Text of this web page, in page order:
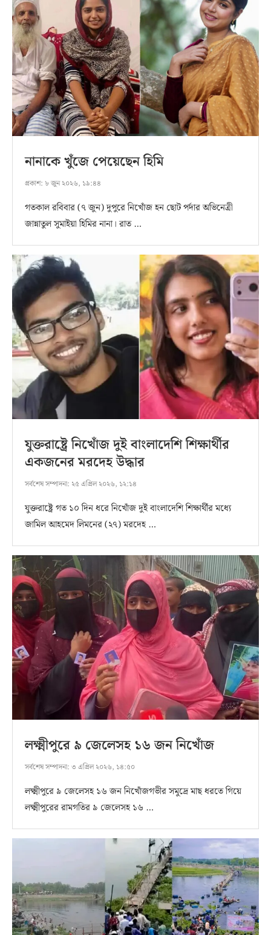
নানাকে খুঁজে পেয়েছেন হিমি
প্রকাশ: ৮ জুন ২০২৬, ১৯:৪৪
গতকাল রবিবার (৭ জুন) দুপুরে নিখোঁজ হন ছোট পর্দার অভিনেত্রী
জান্নাতুল সুমাইয়া হিমির নানা। রাত …
যুক্তরাষ্ট্রে নিখোঁজ দুই বাংলাদেশি শিক্ষার্থীর
একজনের মরদেহ উদ্ধার
সর্বশেষ সম্পাদনা: ২৫ এপ্রিল ২০২৬, ১২:১৪
যুক্তরাষ্ট্রে গত ১০ দিন ধরে নিখোঁজ দুই বাংলাদেশি শিক্ষার্থীর মধ্যে
জামিল আহমেদ লিমনের (২৭) মরদেহ …
লক্ষ্মীপুরে ৯ জেলেসহ ১৬ জন নিখোঁজ
সর্বশেষ সম্পাদনা: ৩ এপ্রিল ২০২৬, ১৪:৫০
লক্ষ্মীপুরে ৯ জেলেসহ ১৬ জন নিখোঁজগভীর সমুদ্রে মাছ ধরতে গিয়ে
লক্ষ্মীপুরের রামগতির ৯ জেলেসহ ১৬ …